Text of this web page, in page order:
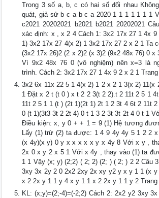
Trong 3 số a, b, c có hai số đối nhau
quát, giả sử b c a b c a 2020 1 1 1 1 1 1 1
c2021 20202021 b2021 b2021 20202021
xác định: x , x 2 4 Cách 1: 3x2 17x 27 1 4x
1) 3x2 17x 27 4(x 2) 1 3x2 17x 27 2 x 2 1 Ta
(3x2 17x 26)2 (2 x 2)2 (x 3)2 (9x2 48x 76) 0 x
Vì 9x2 48x 76 0 (vô nghiệm) nên x=3 là
trình. Cách 2: 3x2 17x 27 1 4x 9 2 x 2 1
3x2 6x 11x 22 5 1 4(x 2) 1 2 x 2 1 3(x 2) 11(x
1 Đặt x 2 t (t 0 ) x t 2 2 3(t 2 2).t 2 11t 2 5 1
11t 2 5 1 1 (t ) (2t 1)(2t 1) 2t 1 2 3t 4 6t 2 11t
0 (t 1)(3t3 3t 2 2t 4) 0 t 1 3 2 3t 3t 2t 4 0 t 1
Điều kiện: x, y 0 + + 1 = 9 (1) Hệ tương
Lấy (1) trừ (2) ta được: 1 4 9 4y 4y 5 1 2 2
(x 4y)(x y) 0 y x x x x x y x 4y 8 Với x y ,
2x 0 x y 2 x 5 1 Với x 4y , thay vào (1) ta
1 1 Vậy (x; y) (2;2) ( 2; 2) (2; ) ( 2; ) 2 2 Câu
3xy 3x 2y 2 0 2x2 2xy 2x xy y2 y x y 1 1 (x
x 2 2x y 1 1 y 4 x y 1 1 x 2 2x y 1 1 y 2 Trang
KL: (x;y)=(2;-4)=(-2;2) Cách 2: 2x2 y2 3xy